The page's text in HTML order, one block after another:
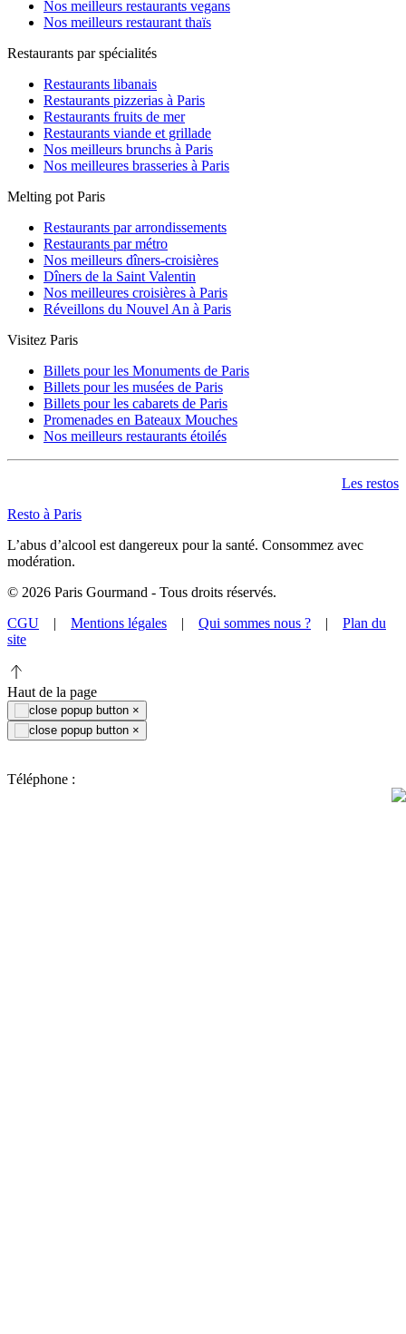
Nos meilleurs restaurants vegans
Nos meilleurs restaurant thaïs
Restaurants par spécialités
Restaurants libanais
Restaurants pizzerias à Paris
Restaurants fruits de mer
Restaurants viande et grillade
Nos meilleurs brunchs à Paris
Nos meilleures brasseries à Paris
Melting pot Paris
Restaurants par arrondissements
Restaurants par métro
Nos meilleurs dîners-croisières
Dîners de la Saint Valentin
Nos meilleures croisières à Paris
Réveillons du Nouvel An à Paris
Visitez Paris
Billets pour les Monuments de Paris
Billets pour les musées de Paris
Billets pour les cabarets de Paris
Promenades en Bateaux Mouches
Nos meilleurs restaurants étoilés
Les restos
Resto à Paris
L’abus d’alcool est dangereux pour la santé. Consommez avec
modération.
© 2026 Paris Gourmand - Tous droits réservés.
CGU | Mentions légales | Qui sommes nous ? | Plan du
site
Haut de la page
×
×
Téléphone :